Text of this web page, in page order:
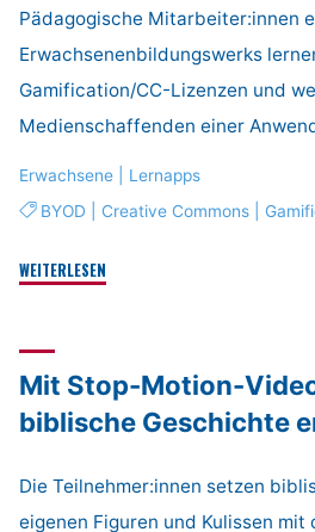
Pädagogische Mitarbeiter:innen
Erwachsenenbildungswerks
Gamification/CC-Lizenzen und
Medienschaffenden einer
Erwachsene
Lernapps
BYOD
Creative Commons|
WEITERLESEN
Mit Stop-Motion-
biblische Geschichte
Die Teilnehmer:innen setzen
eigenen Figuren und Kulissen mit